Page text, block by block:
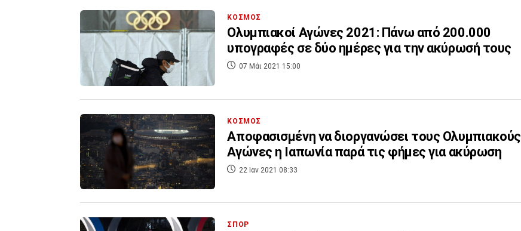
ΚΟΣΜΟΣ
Ολυμπιακοί Αγώνες 2021: Πάνω από 200.000
υπογραφές σε δύο ημέρες για την ακύρωσή τους
07 Μάι 2021 15:00
ΚΟΣΜΟΣ
Αποφασισμένη να διοργανώσει τους Ολυμπιακούς
Αγώνες η Ιαπωνία παρά τις φήμες για ακύρωση
22 Ιαν 2021 08:33
ΣΠΟΡ